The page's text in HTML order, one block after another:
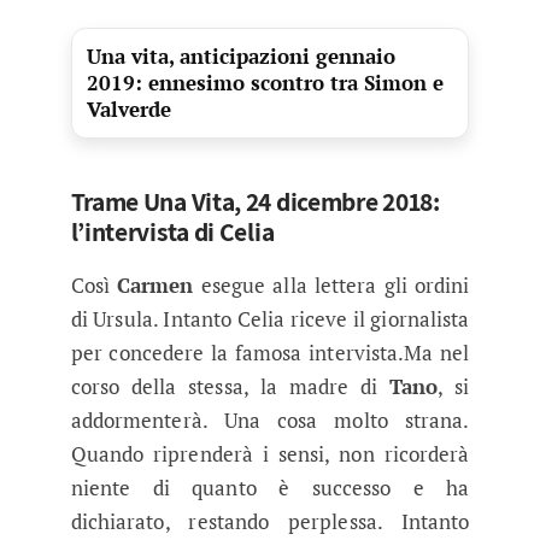
Una vita, anticipazioni gennaio
2019: ennesimo scontro tra Simon e
Valverde
Trame Una Vita, 24 dicembre 2018:
l’intervista di Celia
Così Carmen esegue alla lettera gli ordini
di Ursula. Intanto Celia riceve il giornalista
per concedere la famosa intervista.Ma nel
corso della stessa, la madre di Tano, si
addormenterà. Una cosa molto strana.
Quando riprenderà i sensi, non ricorderà
niente di quanto è successo e ha
dichiarato, restando perplessa. Intanto